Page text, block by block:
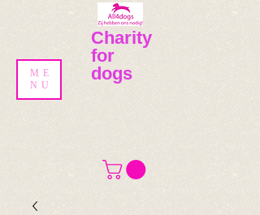
Charity
for
dogs
ME
NU